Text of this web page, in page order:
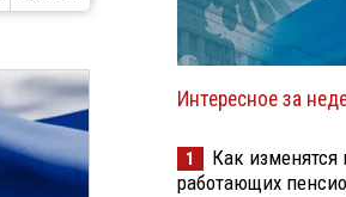
Интересное за
1
Как изменятся
работающих